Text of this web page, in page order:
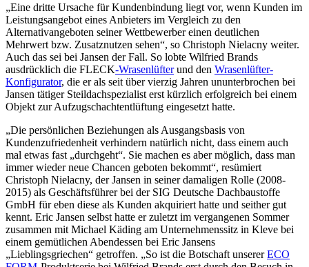
„Eine dritte Ursache für Kundenbindung liegt vor, wenn Kunden im
Leistungsangebot eines Anbieters im Vergleich zu den
Alternativangeboten seiner Wettbewerber einen deutlichen
Mehrwert bzw. Zusatznutzen sehen“, so Christoph Nielacny weiter.
Auch das sei bei Jansen der Fall. So lobte Wilfried Brands
ausdrücklich die FLECK-Wrasenlüfterund den Wrasenlüfter-
Konfigurator, die er als seit über vierzig Jahren ununterbrochen bei
Jansen tätiger Steildachspezialist erst kürzlich erfolgreich bei einem
Objekt zur Aufzugschachtentlüftung eingesetzt hatte.
„Die persönlichen Beziehungen als Ausgangsbasis von
Kundenzufriedenheit verhindern natürlich nicht, dass einem auch
mal etwas fast „durchgeht“. Sie machen es aber möglich, dass man
immer wieder neue Chancen geboten bekommt“, resümiert
Christoph Nielacny, der Jansen in seiner damaligen Rolle (2008-
2015) als Geschäftsführer bei der SIG Deutsche Dachbaustoffe
GmbH für eben diese als Kunden akquiriert hatte und seither gut
kennt. Eric Jansen selbst hatte er zuletzt im vergangenen Sommer
zusammen mit Michael Käding am Unternehmenssitz in Kleve bei
einem gemütlichen Abendessen bei Eric Jansens
„Lieblingsgriechen“ getroffen. „So ist die Botschaft unsererECO